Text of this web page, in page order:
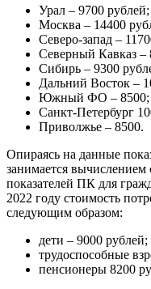
Урал – 9700 рублей;
Москва – 14400
Северо-запад –
Северный Кавказ –
Сибирь – 9300
Дальний Восток –
Южный ФО – 8500;
Санкт-Петербург
Приволжье – 8500.
Опираясь на данные
занимается вычислением
показателей ПК для
2022 году стоимость
следующим образом:
дети – 9000 рублей;
трудоспособные
пенсионеры 8200